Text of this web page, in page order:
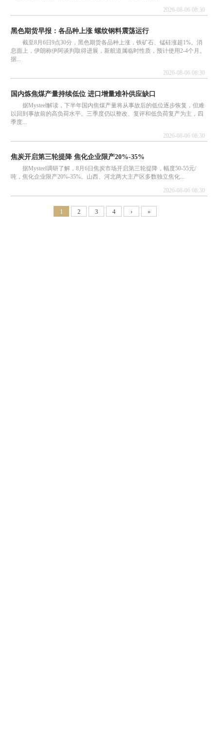
2026-08-06 08:30
黑色期货早报：各品种上涨 螺纹钢料震荡运行
截至8月6日9点30分，黑色期货各品种上涨，铁矿石、锰硅涨超1%。消
息面上，伊朗称伊阿谈判取得进展，新航道属临时性质，预计使用2-4个月。
据...
2026-08-06 08:30
国内炼焦煤产量持续低位 进口增量难补供应缺口
据Mysteel解读，下半年国内焦煤产量将从事故后的低位逐步恢复，但难
以回到事故前的高负荷水平。三季度仍以整改、复评和低负荷复产为主，四
季度...
2026-08-06 08:30
焦炭开启第三轮提降 焦化企业限产20%-35%
据Mysteel调研了解，8月6日焦炭市场开启第三轮提降，幅度50-55元/
吨，焦化企业限产20%-35%。山西、河北两大主产区多数独立焦化...
2026-08-06 08:30
1 2 3 4 › »